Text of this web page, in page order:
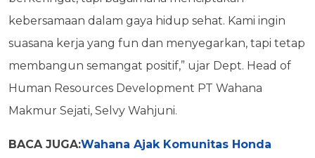
kebersamaan dalam gaya hidup sehat. Kami ingin
suasana kerja yang fun dan menyegarkan, tapi tetap
membangun semangat positif,” ujar Dept. Head of
Human Resources Development PT Wahana
Makmur Sejati, Selvy Wahjuni.
BACA JUGA:Wahana Ajak Komunitas Honda